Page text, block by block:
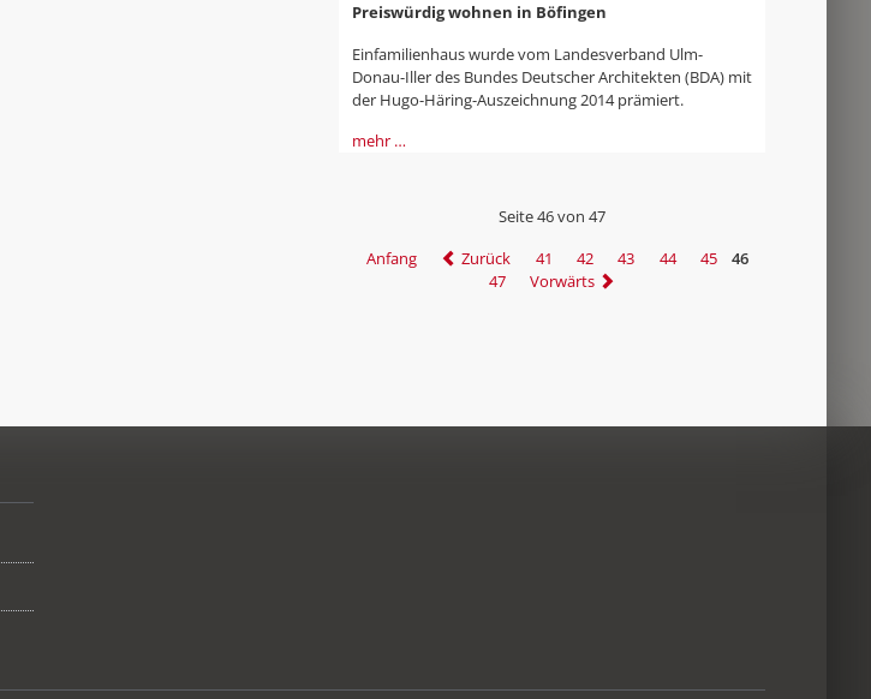
Preiswürdig wohnen in Böfingen
Einfamilienhaus wurde vom Landesverband Ulm-
Donau-Iller des Bundes Deutscher Architekten (BDA) mit
der Hugo-Häring-Auszeichnung 2014 prämiert.
mehr …
Seite 46 von 47
Anfang
Zurück 41 42 43 44 45
46
47
Vorwärts